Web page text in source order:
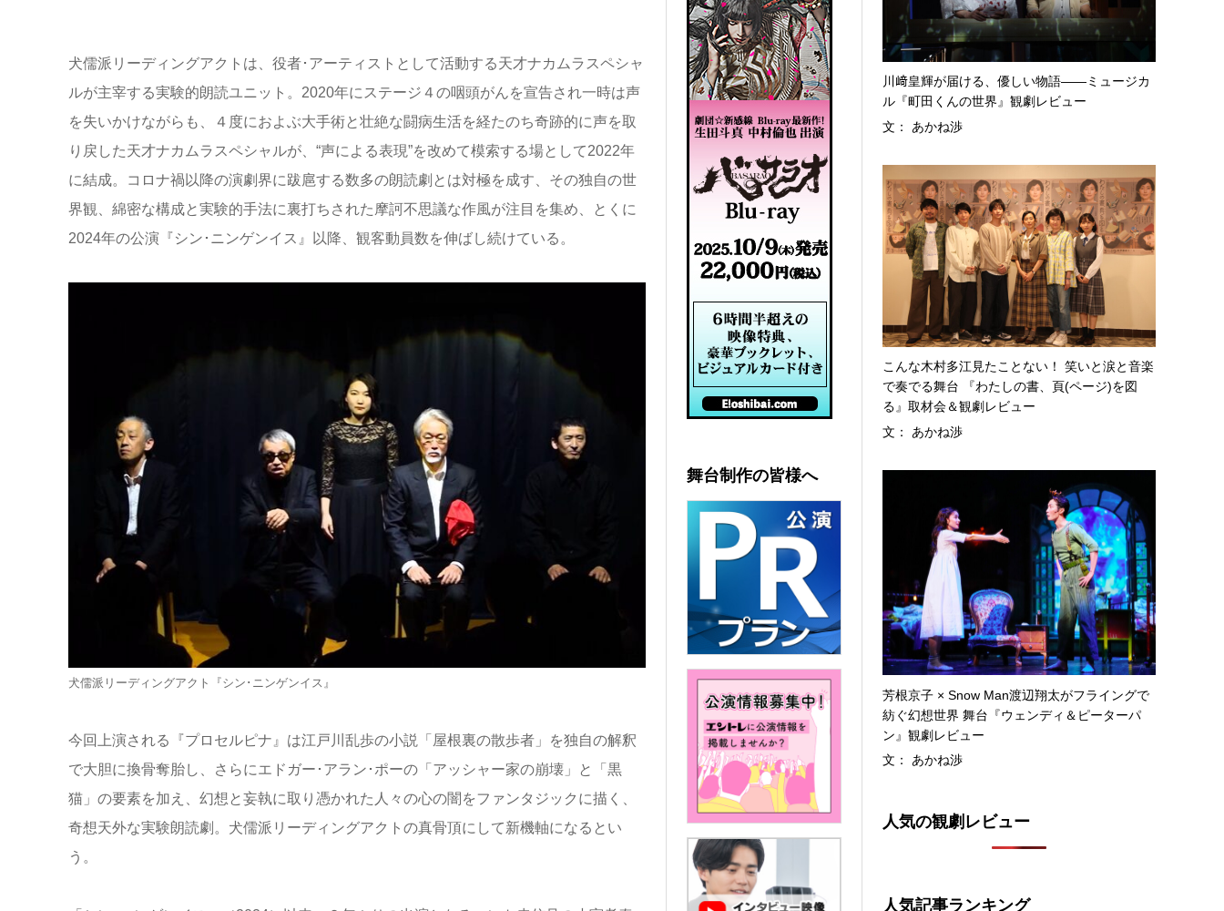
犬儒派リーディングアクトは、役者･アーティストとして活動する天才ナカムラスペシャ
ルが主宰する実験的朗読ユニット。2020年にステージ４の咽頭がんを宣告され一時は声
を失いかけながらも、４度におよぶ大手術と壮絶な闘病生活を経たのち奇跡的に声を取
り戻した天才ナカムラスペシャルが、“声による表現”を改めて模索する場として2022年
に結成。コロナ禍以降の演劇界に跋扈する数多の朗読劇とは対極を成す、その独自の世
界観、綿密な構成と実験的手法に裏打ちされた摩訶不思議な作風が注目を集め、とくに
2024年の公演『シン･ニンゲンイス』以降、観客動員数を伸ばし続けている。
犬儒派リーディングアクト『シン･ニンゲンイス』
今回上演される『プロセルピナ』は江戸川乱歩の小説「屋根裏の散歩者」を独自の解釈
で大胆に換骨奪胎し、さらにエドガー･アラン･ポーの「アッシャー家の崩壊」と「黒
猫」の要素を加え、幻想と妄執に取り憑かれた人々の心の闇をファンタジックに描く、
奇想天外な実験朗読劇。犬儒派リーディングアクトの真骨頂にして新機軸になるとい
う。
川﨑皇輝が届ける、優しい物語――ミュージカ
ル『町田くんの世界』観劇レビュー
文： あかね渉
こんな木村多江見たことない！ 笑いと涙と音楽
で奏でる舞台 『わたしの書、頁(ページ)を図
る』取材会＆観劇レビュー
文： あかね渉
芳根京子 × Snow Man渡辺翔太がフライングで
紡ぐ幻想世界 舞台『ウェンディ＆ピーターパ
ン』観劇レビュー
文： あかね渉
人気の観劇レビュー
人気記事ランキング
舞台制作の皆様へ